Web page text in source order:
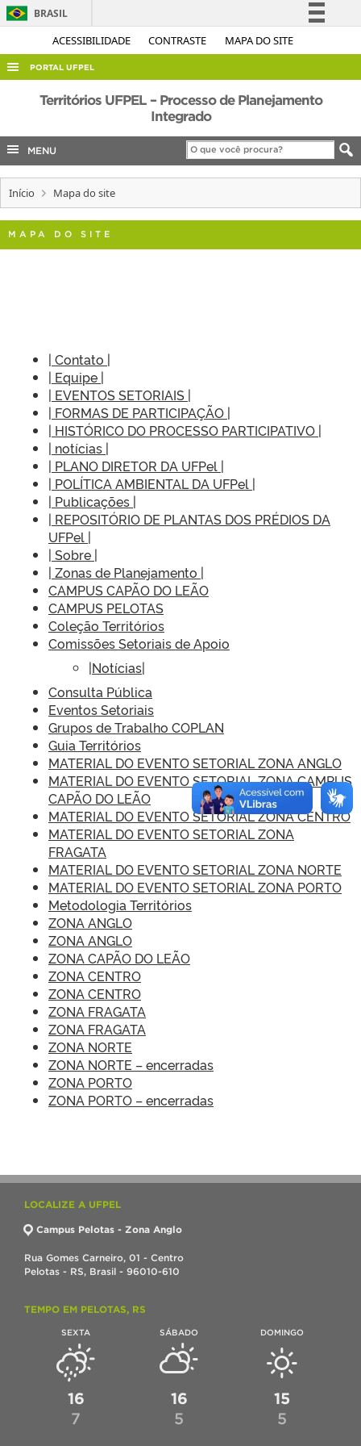
ACESSIBILIDADE CONTRASTE MAPA DO SITE
BRASIL
Simplifique!
Acesso à informação
Legislação
Canais
PORTAL UFPEL
ACESSO À INFORMAÇÃO
COBALTO
CONCURSOS
INTERNACIONAL
Territórios UFPEL – Processo de Planejamento
Integrado
MENU
Início Mapa do site
MAPA DO SITE
| Contato |
| Equipe |
| EVENTOS SETORIAIS |
| FORMAS DE PARTICIPAÇÃO |
| HISTÓRICO DO PROCESSO PARTICIPATIVO |
| notícias |
| PLANO DIRETOR DA UFPel |
| POLÍTICA AMBIENTAL DA UFPel |
| Publicações |
| REPOSITÓRIO DE PLANTAS DOS PRÉDIOS DA
UFPel |
| Sobre |
| Zonas de Planejamento |
CAMPUS CAPÃO DO LEÃO
CAMPUS PELOTAS
Coleção Territórios
Comissões Setoriais de Apoio
|Notícias|
Consulta Pública
Eventos Setoriais
Grupos de Trabalho COPLAN
Guia Territórios
MATERIAL DO EVENTO SETORIAL ZONA ANGLO
MATERIAL DO EVENTO SETORIAL ZONA CAMPUS
CAPÃO DO LEÃO
MATERIAL DO EVENTO SETORIAL ZONA CENTRO
MATERIAL DO EVENTO SETORIAL ZONA
FRAGATA
MATERIAL DO EVENTO SETORIAL ZONA NORTE
MATERIAL DO EVENTO SETORIAL ZONA PORTO
Metodologia Territórios
ZONA ANGLO
ZONA ANGLO
ZONA CAPÃO DO LEÃO
ZONA CENTRO
ZONA CENTRO
ZONA FRAGATA
ZONA FRAGATA
ZONA NORTE
ZONA NORTE – encerradas
ZONA PORTO
ZONA PORTO – encerradas
LOCALIZE A UFPEL
Campus Pelotas - Zona Anglo
Rua Gomes Carneiro, 01 - Centro
Pelotas - RS, Brasil - 96010-610
TEMPO EM PELOTAS, RS
SEXTA
16
7
SÁBADO
16
5
DOMINGO
15
5